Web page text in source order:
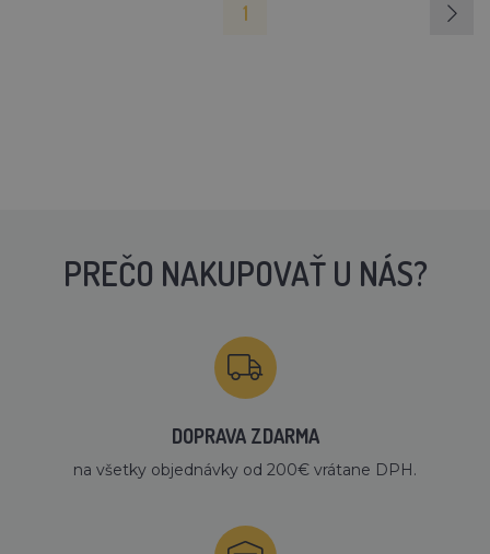
1
PREČO NAKUPOVAŤ U NÁS?
DOPRAVA ZDARMA
na všetky objednávky od 200€ vrátane DPH.